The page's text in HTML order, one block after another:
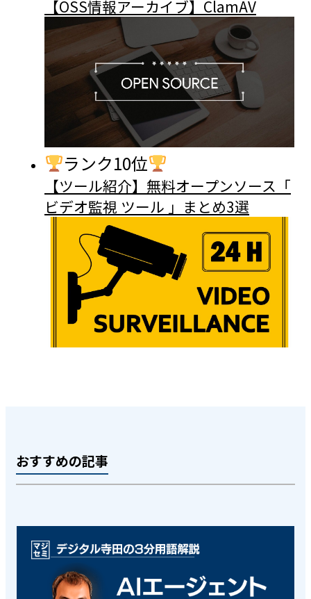
【OSS情報アーカイブ】ClamAV
ランク10位
【ツール紹介】無料オープンソース「
ビデオ監視 ツール 」まとめ3選
おすすめの記事